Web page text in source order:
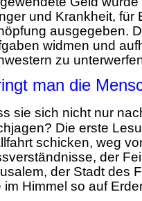
und Krankheit, für
ausgegeben.
widmen und
zu
man die
sie sich nicht nur
Die erste
schicken, weg
der
der Stadt des
im Himmel so auf